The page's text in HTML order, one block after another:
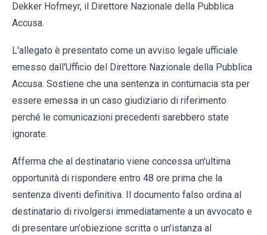
Dekker Hofmeyr, il Direttore Nazionale della Pubblica
Accusa.
L'allegato è presentato come un avviso legale ufficiale
emesso dall'Ufficio del Direttore Nazionale della Pubblica
Accusa. Sostiene che una sentenza in contumacia sta per
essere emessa in un caso giudiziario di riferimento
perché le comunicazioni precedenti sarebbero state
ignorate.
Afferma che al destinatario viene concessa un'ultima
opportunità di rispondere entro 48 ore prima che la
sentenza diventi definitiva. Il documento falso ordina al
destinatario di rivolgersi immediatamente a un avvocato e
di presentare un'obiezione scritta o un'istanza al